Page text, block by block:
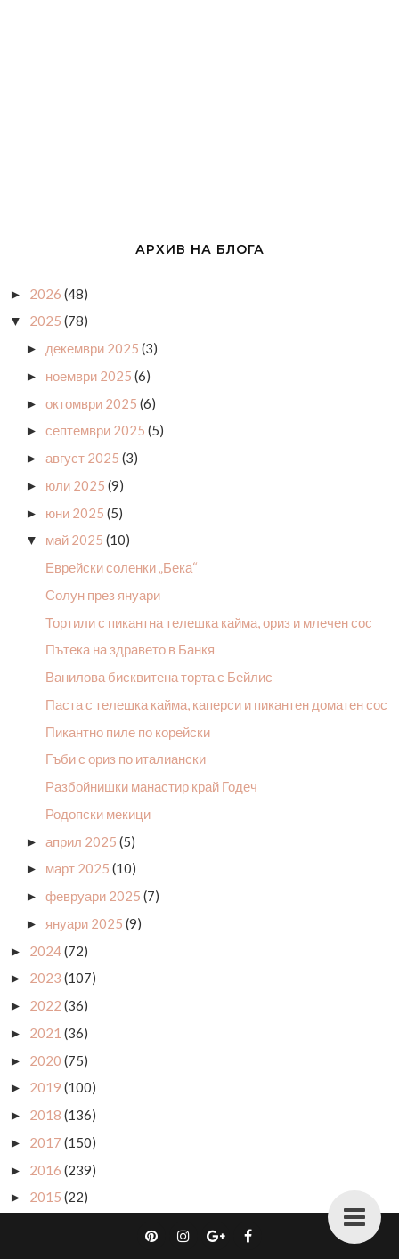
АРХИВ НА БЛОГА
► 2026 (48)
▼ 2025 (78)
► декември 2025 (3)
► ноември 2025 (6)
► октомври 2025 (6)
► септември 2025 (5)
► август 2025 (3)
► юли 2025 (9)
► юни 2025 (5)
▼ май 2025 (10)
Еврейски соленки „Бека“
Солун през януари
Тортили с пикантна телешка кайма, ориз и млечен сос
Пътека на здравето в Банкя
Ванилова бисквитена торта с Бейлис
Паста с телешка кайма, каперси и пикантен доматен сос
Пикантно пиле по корейски
Гъби с ориз по италиански
Разбойнишки манастир край Годеч
Родопски мекици
► април 2025 (5)
► март 2025 (10)
► февруари 2025 (7)
► януари 2025 (9)
► 2024(72)
► 2023 (107)
► 2022 (36)
► 2021 (36)
► 2020 (75)
► 2019 (100)
► 2018 (136)
► 2017 (150)
► 2016 (239)
► 2015 (22)